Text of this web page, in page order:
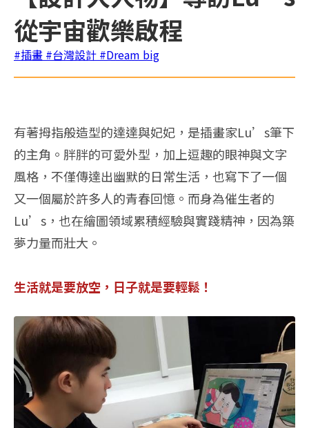
從宇宙歡樂啟程
#插畫 #台灣設計 #Dream big
有著拇指般造型的達達與妃妃，是插畫家Lu’s筆下
的主角。胖胖的可愛外型，加上逗趣的眼神與文字
風格，不僅傳達出幽默的日常生活，也寫下了一個
又一個屬於許多人的青春回憶。而身為催生者的
Lu’s，也在繪圖領域累積經驗與實踐精神，因為築
夢力量而壯大。
生活就是要放空，日子就是要輕鬆！